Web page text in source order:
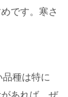
です。寒さ
種は特に